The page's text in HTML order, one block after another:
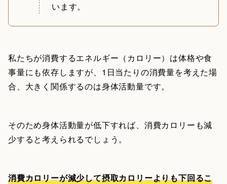
います。
私たちが消費するエネルギー（カロリー）は体格や食
事量にも依存しますが、1日当たりの消費量を考えた場
合、大きく関係するのは身体活動量です。
そのため身体活動量が低下すれば、消費カロリーも減
少すると考えられるでしょう。
消費カロリーが減少して摂取カロリーよりも下回るこ